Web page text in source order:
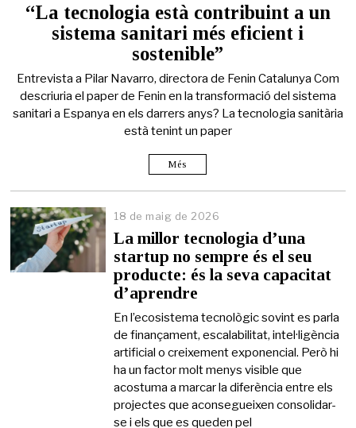
“La tecnologia està contribuint a un
sistema sanitari més eficient i
sostenible”
Entrevista a Pilar Navarro, directora de Fenin Catalunya Com
descriuria el paper de Fenin en la transformació del sistema
sanitari a Espanya en els darrers anys? La tecnologia sanitària
està tenint un paper
Més
18 de maig de 2026
8
d
e
m
g
d
2
0
2
6
La millor tecnologia d’una
startup no sempre és el seu
producte: és la seva capacitat
d’aprendre
En l’ecosistema tecnològic sovint es parla
de finançament, escalabilitat, intel·ligència
artificial o creixement exponencial. Però hi
ha un factor molt menys visible que
acostuma a marcar la diferència entre els
projectes que aconsegueixen consolidar-
se i els que es queden pel